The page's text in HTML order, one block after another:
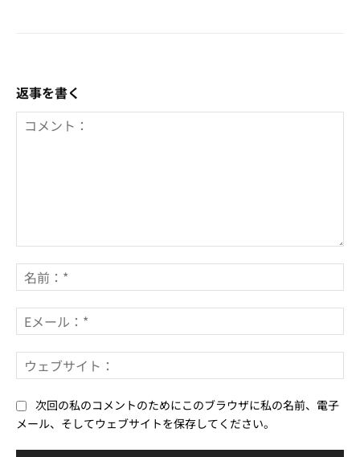
返事を書く
メ
ン
ト：
前
*
メ
ー
*ェ
次回の私のコメントのためにこのブラウザに私の名前、電子
メール、そしてウェブサイトを保存してください。